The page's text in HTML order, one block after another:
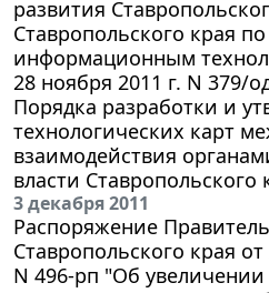
развития
Ставропольского края по
информационным
28 ноября 2011 г. N 379/
Порядка разработки и
технологических карт
взаимодействия
власти Ставропольского
3 декабря 2011
Распоряжение
Ставропольского края
N 496-рп "Об